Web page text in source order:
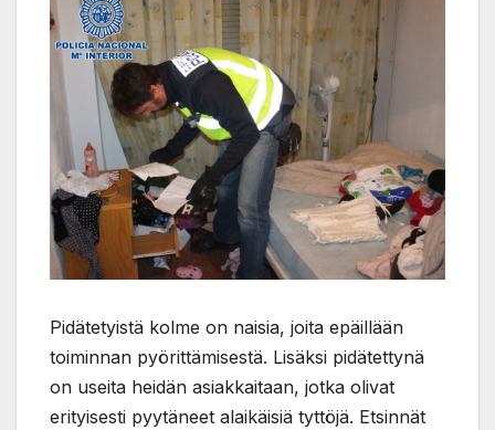
Pidätetyistä kolme on naisia, joita epäillään
toiminnan pyörittämisestä. Lisäksi pidätettynä
on useita heidän asiakkaitaan, jotka olivat
erityisesti pyytäneet alaikäisiä tyttöjä. Etsinnät